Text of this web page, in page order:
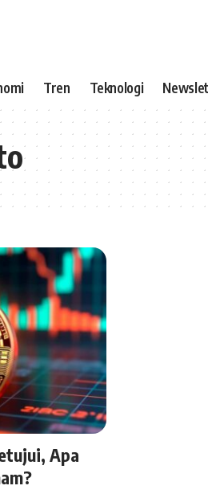
Tren Teknologi
Apa